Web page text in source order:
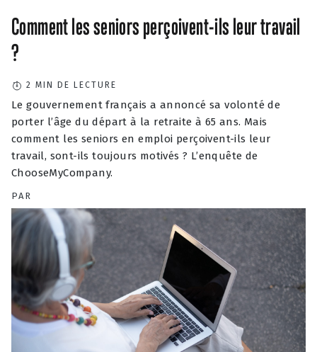
Comment les seniors perçoivent-ils leur travail
?
2 MIN DE LECTURE
Le gouvernement français a annoncé sa volonté de
porter l’âge du départ à la retraite à 65 ans. Mais
comment les seniors en emploi perçoivent-ils leur
travail, sont-ils toujours motivés ? L’enquête de
ChooseMyCompany.
PAR